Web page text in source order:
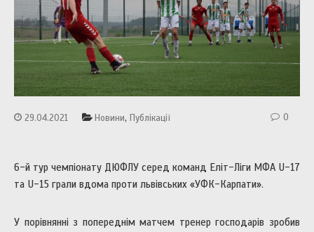
29.04.2021 Новини, Публікації 0
6-й тур чемпіонату ДЮФЛУ серед команд Еліт-Ліги МФА U-17
та U-15 грали вдома проти львівських «УФК-Карпати».
У порівнянні з попереднім матчем тренер господарів зробив